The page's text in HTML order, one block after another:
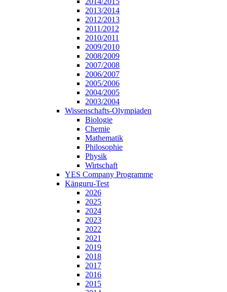
2013/2014
2012/2013
2011/2012
2010/2011
2009/2010
2008/2009
2007/2008
2006/2007
2005/2006
2004/2005
2003/2004
Wissenschafts-Olympiaden
Biologie
Chemie
Mathematik
Philosophie
Physik
Wirtschaft
YES Company Programme
Känguru-Test
2026
2025
2024
2023
2022
2021
2019
2018
2017
2016
2015